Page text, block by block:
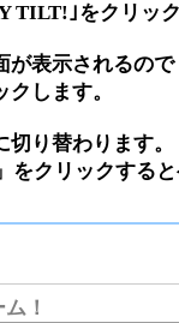
TILT!｣をクリッ
が表示されるので
します。
り替わります。
をクリックする
！